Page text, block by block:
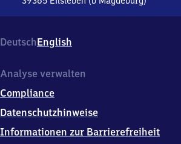
Magdeburg),
Bahnhofstr.
3
3
6
Eilsleben
DeutschEnglish
Analyse verwalten
Compliance
Datenschutzhinweise
Informationen zur Barrierefreiheit